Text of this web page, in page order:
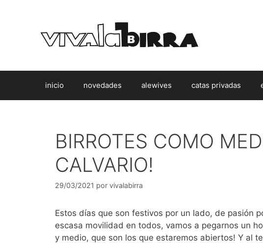
inicio novedades alewives catas privadas
BIRROTES COMO
CALVARIO!
29/03/2021 por vivalabirra
Estos días que son festivos por un lado, de pasión
escasa movilidad en todos, vamos a pegarnos un
y medio, que son los que estaremos abiertos! Y al